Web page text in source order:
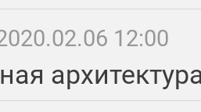
12:00